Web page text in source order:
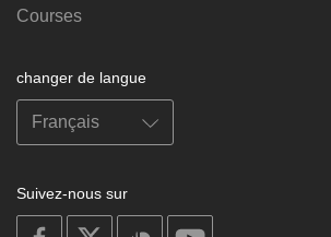
Courses
changer de langue
Suivez-nous sur
on